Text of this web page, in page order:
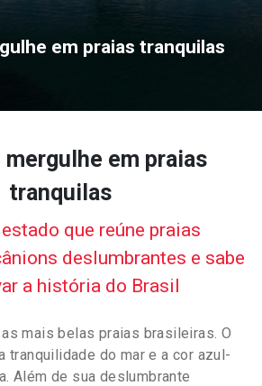
em praias tranquilas
mergulhe em praias
tranquilas
que reúne praias
deslumbrantes e sabe
a história do Brasil
mais belas praias brasileiras. O
tranquilidade do mar e a cor azul-
Além de sua deslumbrante